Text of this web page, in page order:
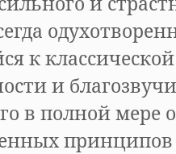
к
и
в полной мере
принципов